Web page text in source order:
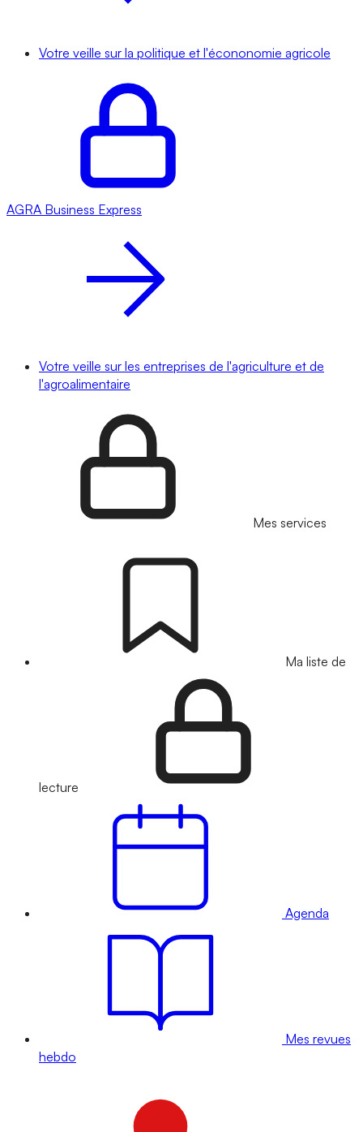
Votre veille sur la politique et l'écononomie agricole
AGRA Business Express
Votre veille sur les entreprises de l'agriculture et de
l'agroalimentaire
Mes services
Ma liste de
lecture
Agenda
Mes revues
hebdo